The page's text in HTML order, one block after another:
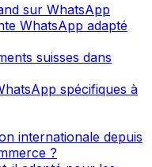
sur WhatsApp
WhatsApp adapté
suisses dans
spécifiques à
internationale depuis
?